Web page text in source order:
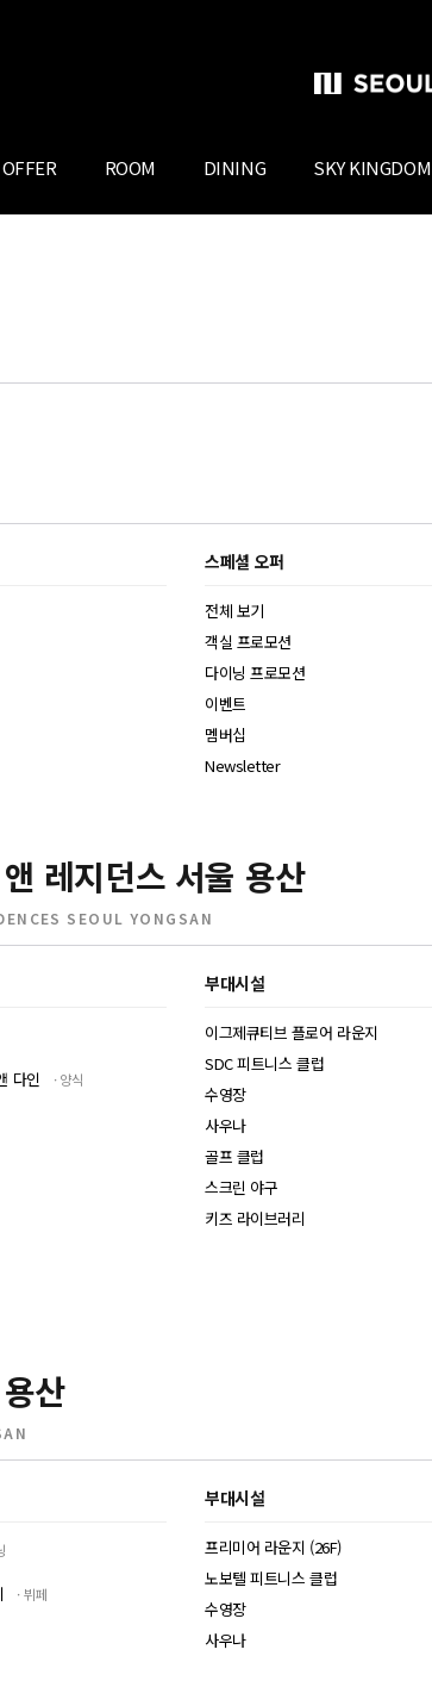
ROOM DINING SKY KINGDOM
스페셜 오퍼
전체 보기
객실 프로모션
다이닝 프로모션
이벤트
멤버십
Newsletter
레지던스 서울 용산
SEOUL YONGSAN
다인 양식
부대시설
이그제큐티브 플로어 라운지
SDC 피트니스 클럽
수영장
사우나
골프 클럽
스크린 야구
키즈 라이브러리
산
뷔페
부대시설
프리미어 라운지 (26F)
노보텔 피트니스 클럽
수영장
사우나